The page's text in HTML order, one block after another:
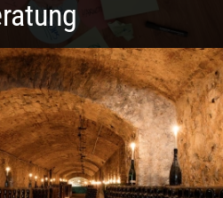
zu erschaffen und weißt nicht,